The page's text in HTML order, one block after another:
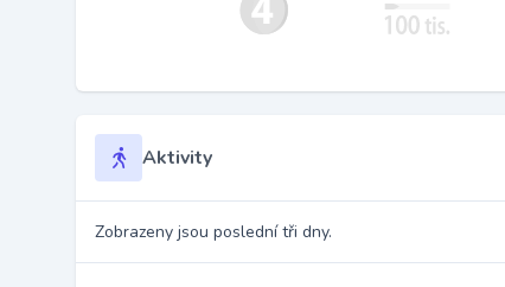
Aktivity
Zobrazeny jsou poslední tři dny.